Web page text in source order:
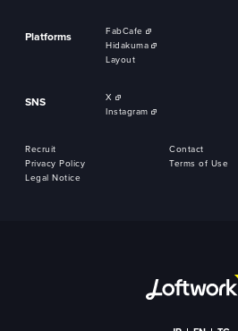
Platforms FabCafe
Hidakuma
Layout
SNS X
Instagram
Recruit
Contact
Privacy Policy
Terms of Use
Legal Notice